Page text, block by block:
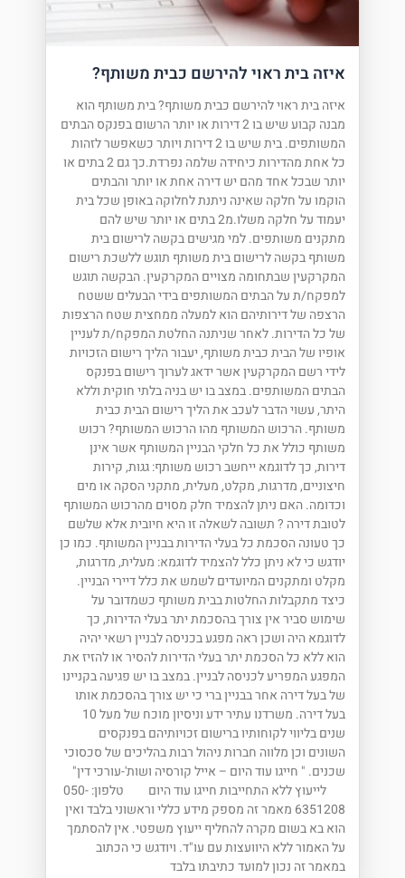
איזה בית ראוי להירשם כבית משותף?
איזה בית ראוי להירשם כבית משותף? בית משותף הוא
מבנה קבוע שיש בו 2 דירות או יותר הרשום בפנקס הבתים
המשותפים. בית שיש בו 2 דירות ויותר כשאפשר לזהות
כל אחת מהדירות כיחידה שלמה נפרדת.כך גם 2 בתים או
יותר שבכל אחד מהם יש דירה אחת או יותר והבתים
הוקמו על חלקה שאינה ניתנת לחלוקה באופן שכל בית
יעמוד על חלקה משלו.מ2 בתים או יותר שיש להם
מתקנים משותפים. למי מגישים בקשה לרישום בית
משותף בקשה לרישום בית משותף תוגש ללשכת רישום
המקרקעין שבתחומה מצויים המקרקעין. הבקשה תוגש
למפקח/ת על הבתים המשותפים בידי הבעלים ששטח
הרצפה של דירותיהם הוא למעלה ממחצית שטח הרצפות
של כל הדירות. לאחר שניתנה החלטת המפקח/ת לעניין
אופיו של הבית כבית משותף, יעבור הליך רישום הזכויות
לידי רשם המקרקעין אשר ידאג לערוך רישום בפנקס
הבתים המשותפים. במצב בו יש בניה בלתי חוקית וללא
היתר, עשוי הדבר לעכב את הליך רישום הבית כבית
משותף. הרכוש המשותף מהו הרכוש המשותף? רכוש
משותף כולל את כל חלקי הבניין המשותף אשר אינן
דירות, כך לדוגמא ייחשב רכוש משותף: גגות, קירות
חיצוניים, מדרגות, מקלט, מעלית, מתקני הסקה או מים
וכדומה. האם ניתן להצמיד חלק מסוים מהרכוש המשותף
לטובת דירה ? תשובה לשאלה זו היא חיובית אלא שלשם
כך טעונה הסכמת כל בעלי הדירות בבניין המשותף. כמו כן
יודגש כי לא ניתן כלל להצמיד לדוגמא: מעלית, מדרגות,
מקלט ומתקנים המיועדים לשמש את כלל דיירי הבניין.
כיצד מתקבלות החלטות בבית משותף כשמדובר על
שימוש סביר אין צורך בהסכמת יתר בעלי הדירות, כך
לדוגמא היה ושכן ראה מפגע בכניסה לבניין רשאי יהיה
הוא ללא כל הסכמת יתר בעלי הדירות להסיר או להזיז את
המפגע המפריע לכניסה לבניין. במצב בו יש פגיעה בקניינו
של בעל דירה אחר בבניין ברי כי יש צורך בהסכמת אותו
בעל דירה. משרדנו עתיר ידע וניסיון מוכח של מעל 10
שנים בליווי לקוחותיו ברישום זכויותיהם בפנקסים
השונים וכן מלווה חברות ניהול רבות בהליכים של סכסוכי
שכנים. " חייגו עוד היום – אייל קורסיה ושות'-עורכי דין"
לייעוץ ללא התחייבות חייגו עוד היום טלפון: 050-
6351208 מאמר זה מספק מידע כללי וראשוני בלבד ואין
הוא בא בשום מקרה להחליף ייעוץ משפטי. אין להסתמך
על האמור ללא היוועצות עם עו"ד. ויודגש כי הכתוב
במאמר זה נכון למועד כתיבתו בלבד